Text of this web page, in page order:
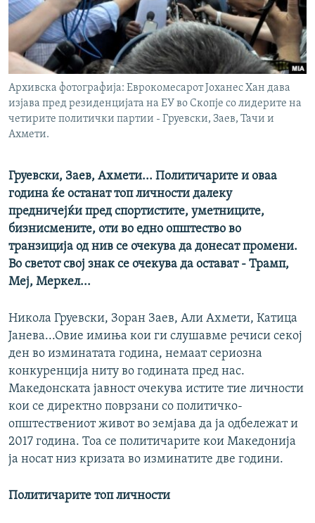
РСЕ веб страници
Архивска фотографија: Еврокомесарот Јоханес Хан дава
изјава пред резиденцијата на ЕУ во Скопје со лидерите на
четирите политички партии - Груевски, Заев, Тачи и
Ахмети.
Груевски, Заев, Ахмети... Политичарите и оваа
година ќе останат топ личности далеку
предничејќи пред спортистите, уметниците,
бизнисмените, оти во едно општество во
транзиција од нив се очекува да донесат промени.
Во светот свој знак се очекува да остават - Трамп,
Меј, Меркел...
Никола Груевски, Зоран Заев, Али Ахмети, Катица
Јанева...Овие имиња кои ги слушавме речиси секој
ден во изминатата година, немаат сериозна
конкуренција ниту во годината пред нас.
Македонската јавност очекува истите тие личности
кои се директно поврзани со политичко-
општествениот живот во земјава да ја одбележат и
2017 година. Тоа се политичарите кои Македонија
ја носат низ кризата во изминатите две години.
Политичарите топ личности